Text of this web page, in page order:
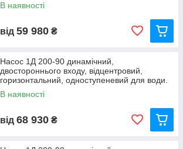
В наявності
від 59 980 ₴
Насос 1Д 200-90 динамічний,
двостороннього входу, відцентровий,
горизонтальний, одноступеневий для води.
В наявності
від 68 930 ₴